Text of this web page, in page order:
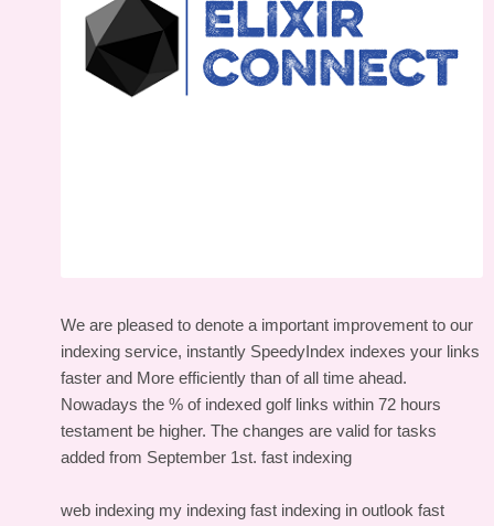
We are pleased to denote a important improvement to our
indexing service, instantly SpeedyIndex indexes your links
faster and More efficiently than of all time ahead.
Nowadays the % of indexed golf links within 72 hours
testament be higher. The changes are valid for tasks
added from September 1st. fast indexing
web indexing my indexing fast indexing in outlook fast